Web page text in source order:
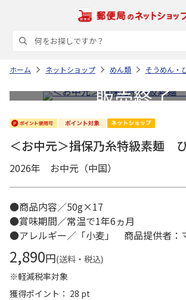
ホーム ネットショップ めん類 そうめん・
＜お中元＞揖保乃糸特級素麺
2026年 お中元（中国）
●商品内容／50g×17
●賞味期間／常温で1年6ヵ月
●アレルギー／「小麦」 商品提供者：
2,890円(送料・税込)
※軽減税率対象
獲得ポイント： 28 pt